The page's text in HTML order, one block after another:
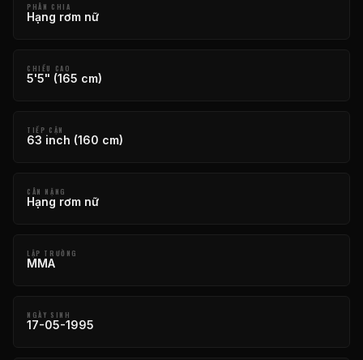
PHÂN CHIA
Hạng rơm nữ
CHIỀU CAO
5'5" (165 cm)
TIẾP CẬN
63 inch (160 cm)
CÂN NẶNG
Hạng rơm nữ
LẬP TRƯỜNG
MMA
NGÀY SINH
17-05-1995